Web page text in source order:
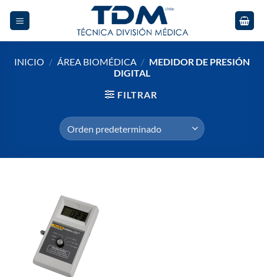
INICIO / ÁREA BIOMÉDICA / MEDIDOR DE PRESIÓN
DIGITAL
FILTRAR